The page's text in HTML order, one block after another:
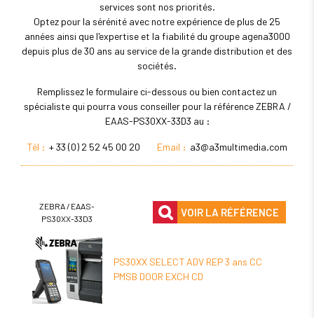
services sont nos priorités.
Optez pour la sérénité avec notre expérience de plus de 25
années ainsi que l'expertise et la fiabilité du groupe agena3000
depuis plus de 30 ans au service de la grande distribution et des
sociétés.
Remplissez le formulaire ci-dessous ou bien contactez un
spécialiste qui pourra vous conseiller pour la référence ZEBRA /
EAAS-PS30XX-33D3 au :
Tél : + 33 (0) 2 52 45 00 20 Email : a3@a3multimedia.com
ZEBRA / EAAS-
PS30XX-33D3
VOIR LA RÉFÉRENCE
PS30XX SELECT ADV REP 3 ans CC
PMSB DOOR EXCH CD